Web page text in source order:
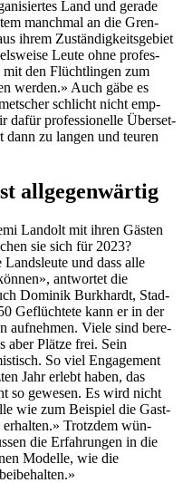
Land und ger­ade
manch­mal an die Gren­
ihrem Zuständigkeits­ge­bi­et
Leute ohne pro­fes­
mit den Flüchtlin­gen zum
wer­den.» Auch gäbe es
schlicht nicht emp­
dafür pro­fes­sionelle Über­set­
dann zu lan­gen und teuren
allgegenwärtig
Lan­dolt mit ihren Gästen
sie sich für 2023?
und dass alle
antwortet die
Dominik Burkhardt, Stad­
Geflüchtete kann er in der
aufnehmen. Viele sind bere­
aber Plätze frei. Sein
So viel Engage­ment
Jahr erlebt haben, das
so gewe­sen. Es wird nicht
wie zum Beispiel die Gast­
erhal­ten.» Trotz­dem wün­
die Erfahrun­gen in die
Mod­elle, wie die